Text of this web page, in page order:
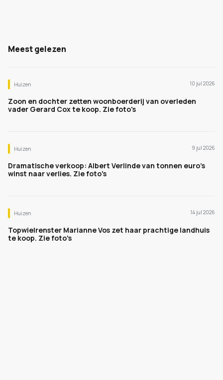
Meest gelezen
Huizen 10 jul 2026
Zoon en dochter zetten woonboerderij van overleden
vader Gerard Cox te koop. Zie foto's
Huizen 9 jul 2026
Dramatische verkoop: Albert Verlinde van tonnen euro's
winst naar verlies. Zie foto's
Huizen 14 jul 2026
Topwielrenster Marianne Vos zet haar prachtige landhuis
te koop. Zie foto's